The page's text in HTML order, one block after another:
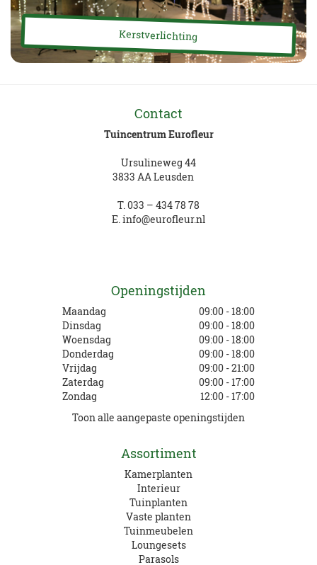
Kerstverlichting
Contact
Tuincentrum Eurofleur
Ursulineweg 44
3833 AA Leusden
T.033 – 434 78 78
E.info@eurofleur.nl
Openingstijden
Maandag
09:00 - 18:00
Dinsdag
09:00 - 18:00
Woensdag
09:00 - 18:00
Donderdag
09:00 - 18:00
Vrijdag
09:00 - 21:00
Zaterdag
09:00 - 17:00
Zondag
12:00 - 17:00
Toon alle aangepaste openingstijden
Assortiment
Kamerplanten
Interieur
Tuinplanten
Vaste planten
Tuinmeubelen
Loungesets
Parasols